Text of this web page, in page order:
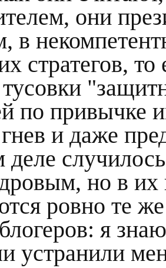
они
в
стратегов, то
по привычке
и даже
деле
но в
ровно те
я
устранили